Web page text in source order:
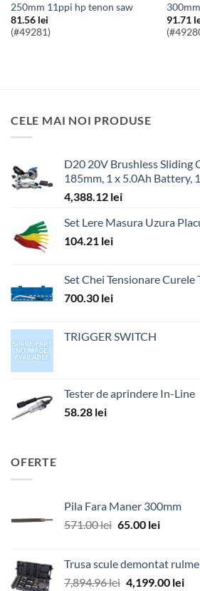
250mm 11ppi hp tenon saw
81.56 lei
(#49281)
91.71
CELE MAI NOI PRODUSE
D20 20V Brushless Sliding
185mm, 1 x 5.0Ah Battery,
4,388.12 lei
Set Lere Masura Uzura
104.21 lei
Set Chei Tensionare Curele
700.30 lei
TRIGGER SWITCH
Tester de aprindere In-Line
58.28 lei
OFERTE
Pila Fara Maner 300mm
571.00lei Prețul
fost:
571.00 lei.
65.00 leiPrețul
65.00
Trusa scule demontat
7,894.96lei Prețul
4,199.00 lei